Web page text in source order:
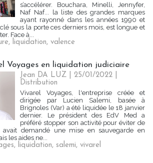
s’accélérer. Bouchara, Minelli, Jennyfer,
Naf Naf... la liste des grandes marques
ayant rayonné dans les années 1990 et
sous la porte ces derniers mois, est longue et
Face à...
, liquidation, valence
Voyages en liquidation judiciaire
Jean DA LUZ | 25/01/2022
Distribution
Vivarel Voyages, l'entreprise créée et
dirigée par Lucien Salemi, basée à
Brignoles (Var) a été liquidée le 18 janvier
dernier. Le président des EdV Med a
préféré stopper son activité pour éviter de
demandé une mise en sauvegarde en
les aides ne...
, liquidation, salemi, vivarel